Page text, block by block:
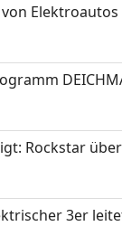
Elektroautos
Rockstar
3er